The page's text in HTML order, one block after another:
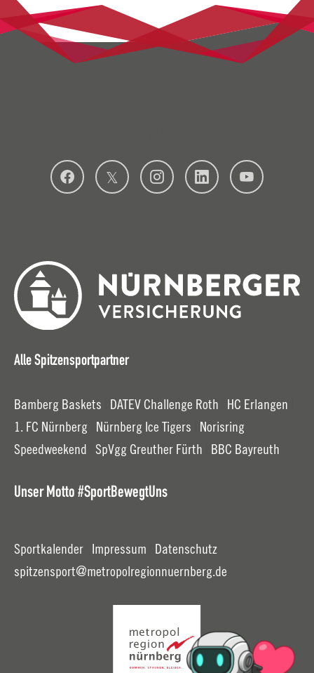
Alle Spitzensportpartner
Bamberg Baskets DATEV Challenge Roth HC Erlangen
1. FC Nürnberg Nürnberg Ice Tigers
Norisring
Speedweekend SpVgg Greuther Fürth BBC Bayreuth
Unser Motto #SportBewegtUns
Sportkalender Impressum
Datenschutz
spitzensport
metropolregionnuernberg. de